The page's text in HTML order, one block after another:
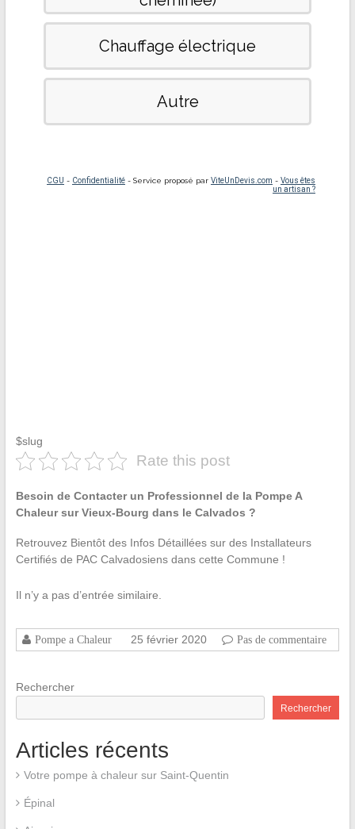
$slug
Rate this post
Besoin de Contacter un Professionnel de la Pompe A
Chaleur sur Vieux-Bourg dans le Calvados ?
Retrouvez Bientôt des Infos Détaillées sur des Installateurs
Certifiés de PAC Calvadosiens dans cette Commune !
Il n’y a pas d’entrée similaire.
Pompe a Chaleur 25 février 2020 Pas de commentaire
Rechercher
Rechercher
Articles récents
Votre pompe à chaleur sur Saint-Quentin
Épinal